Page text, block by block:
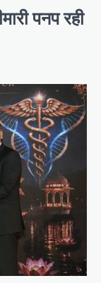
पनप रही